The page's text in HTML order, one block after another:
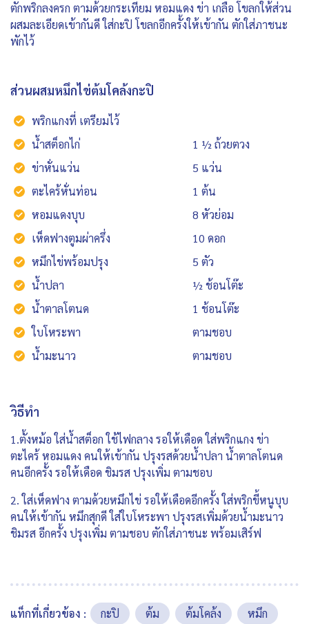
ตักพริกลงครก ตามด้วยกระเทียม หอมแดง ข่า เกลือ โขลกให้ส่วน
ผสมละเอียดเข้ากันดี ใส่กะปิ โขลกอีกครั้งให้เข้ากัน ตักใส่ภาชนะ
พักไว้
ส่วนผสมหมึกไข่ต้มโคล้งกะปิ
พริกแกงที่ เตรียมไว้
น้ำสต็อกไก่
1 ½ ถ้วยตวง
ข่าหั่นแว่น
5 แว่น
ตะไคร้หั่นท่อน
1 ต้น
หอมแดงบุบ
8 หัวย่อม
เห็ดฟางตูมผ่าครึ่ง
10 ดอก
หมึกไข่พร้อมปรุง
5 ตัว
น้ำปลา
½ ช้อนโต๊ะ
น้ำตาลโตนด
1 ช้อนโต๊ะ
ใบโหระพา
ตามชอบ
น้ำมะนาว
ตามชอบ
วิธีทำ
1.ตั้งหม้อ ใส่น้ำสต็อก ใช้ไฟกลาง รอให้เดือด ใส่พริกแกง ข่า
ตะไคร้ หอมแดง คนให้เข้ากัน ปรุงรสด้วยน้ำปลา น้ำตาลโตนด
คนอีกครั้ง รอให้เดือด ชิมรส ปรุงเพิ่ม ตามชอบ
2. ใส่เห็ดฟาง ตามด้วยหมึกไข่ รอให้เดือดอีกครั้ง ใส่พริกขี้หนูบุบ
คนให้เข้ากัน หมึกสุกดี ใส่ใบโหระพา ปรุงรสเพิ่มด้วยน้ำมะนาว
ชิมรส อีกครั้ง ปรุงเพิ่ม ตามชอบ ตักใส่ภาชนะ พร้อมเสิร์ฟ
แท็กที่เกี่ยวข้อง : กะปิ ต้ม ต้มโคล้ง
หมึก